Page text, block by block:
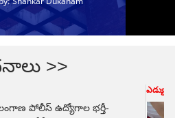
>>
పోలీస్ ఉద్యోగాల భర్తీ-
ఎడ్యుకేషన్